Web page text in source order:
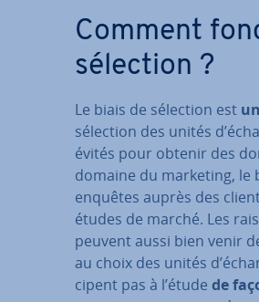
Comment
sélection ?
Le biais de sélection est
sélection des unités
évités pour obtenir des
domaine du marketing, le
enquêtes auprès des
études de marché. Les
peuvent aussi bien venir
au choix des unités
ci­pent pas à l’étude de